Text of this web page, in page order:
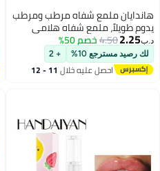
12
هاندايان ملمع شفاه مرطب ومرطب
يدوم طويلاً، ملمع شفاه هلامي
عالي اللمعان، بلسم فائق اللمعان،
زيت ملون، معالجة الشفاه، لمعان
زجاجي، لمعان، مكياج، جمال ملون،
برايت رافع، للنساء والفتيات
د.ب‏2.25
4.50خصم 50%
لك رصيد مسترجع 10% + 2
احصل عليه خلال 11 - 12